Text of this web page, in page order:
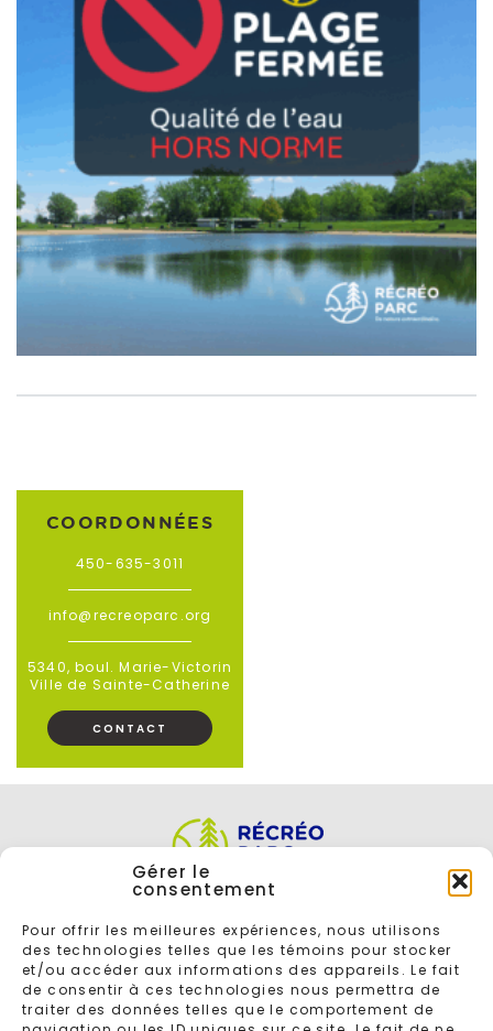
Gérer le
consentement
Pour offrir les meilleures expériences, nous utilisons
des technologies telles que les témoins pour stocker
et/ou accéder aux informations des appareils. Le fait
de consentir à ces technologies nous permettra de
traiter des données telles que le comportement de
COORDONNÉES
450-635-3011
info@recreoparc.org
5340, boul. Marie-Victorin
Ville de Sainte-Catherine
CONTACT